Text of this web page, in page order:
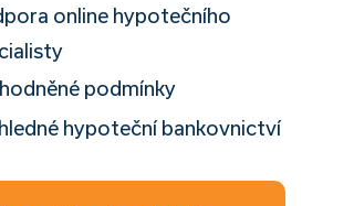
online hypotečního
podmínky
hypoteční bankovnictví